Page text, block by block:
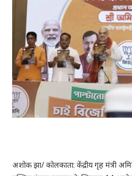
अशोक झा/ कोलकाता: केंद्रीय गृह मंत्री